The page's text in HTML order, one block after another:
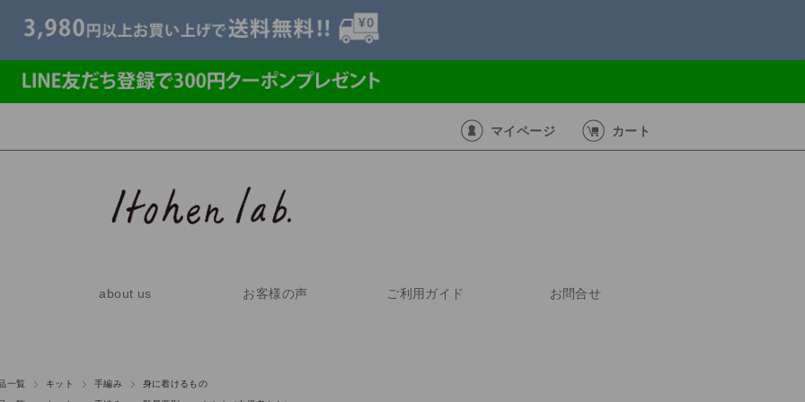
マイページ カート
about us お客様の声 ご利用ガイド お問合せ
一覧
キット 手編み 身に着けるもの